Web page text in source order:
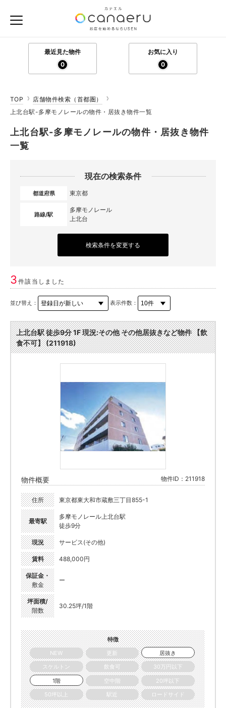
最近見た物件
0
お気に入り
0
TOP
店舗物件検索（首都圏）
上北台駅-多摩モノレールの物件・居抜き物件一覧
上北台駅-多摩モノレールの物件・居抜き物件
一覧
現在の検索条件
都道府県 東京都
路線/駅
多摩モノレール
上北台
検索条件を変更する
3件該当しました
並び替え： 表示件数：
上北台駅 徒歩9分 1F 現況:その他 その他居抜きなど物件 【飲
食不可】 (211918)
物件概要 物件ID：211918
住所 東京都東大和市蔵敷三丁目855-1
最寄駅
多摩モノレール上北台駅
徒歩9分
現況 サービス(その他)
賃料 488,000円
保証金・
敷金
ー
坪面積/
階数
30.25坪/1階
特徴
NEW
更新
居抜き
スケルトン
飲食可
30万円以下
1階
空中階
20坪以下
50坪以上
駅近 ロードサイド